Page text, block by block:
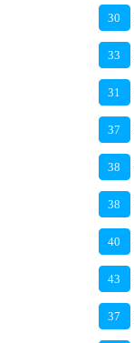
30
33
31
37
38
38
40
43
37